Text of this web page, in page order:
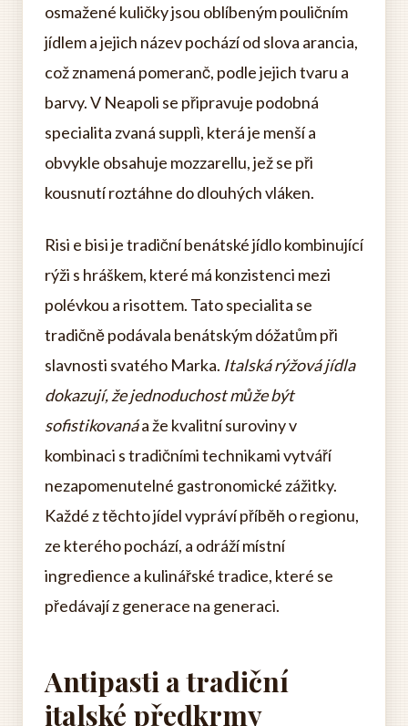
osmažené kuličky jsou oblíbeným pouličním
jídlem a jejich název pochází od slova arancia,
což znamená pomeranč, podle jejich tvaru a
barvy. V Neapoli se připravuje podobná
specialita zvaná supplì, která je menší a
obvykle obsahuje mozzarellu, jež se při
kousnutí roztáhne do dlouhých vláken.
Risi e bisi je tradiční benátské jídlo kombinující
rýži s hráškem, které má konzistenci mezi
polévkou a risottem. Tato specialita se
tradičně podávala benátským dóžatům při
slavnosti svatého Marka. Italská rýžová jídla
dokazují, že jednoduchost může být
sofistikovanáa že kvalitní suroviny v
kombinaci s tradičními technikami vytváří
nezapomenutelné gastronomické zážitky.
Každé z těchto jídel vypráví příběh o regionu,
ze kterého pochází, a odráží místní
ingredience a kulinářské tradice, které se
předávají z generace na generaci.
Antipasti a tradiční
italské předkrmy